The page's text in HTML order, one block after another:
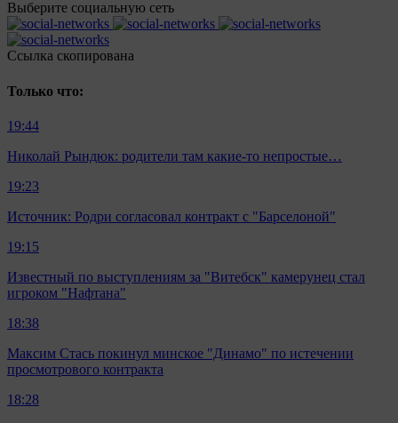
Выберите социальную сеть
Ccылка скопирована
Только что:
19:44
Николай Рындюк: родители там какие-то непростые…
19:23
Источник: Родри согласовал контракт с "Барселоной"
19:15
Известный по выступлениям за "Витебск" камерунец стал
игроком "Нафтана"
18:38
Максим Стась покинул минское "Динамо" по истечении
просмотрового контракта
18:28